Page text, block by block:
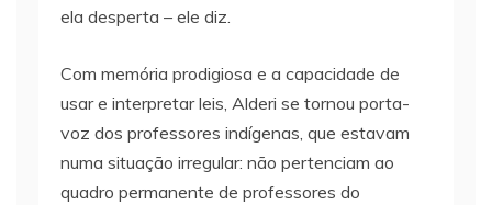
ela desperta – ele diz.
Com memória prodigiosa e a capacidade de
usar e interpretar leis, Alderi se tornou porta-
voz dos professores indígenas, que estavam
numa situação irregular: não pertenciam ao
quadro permanente de professores do